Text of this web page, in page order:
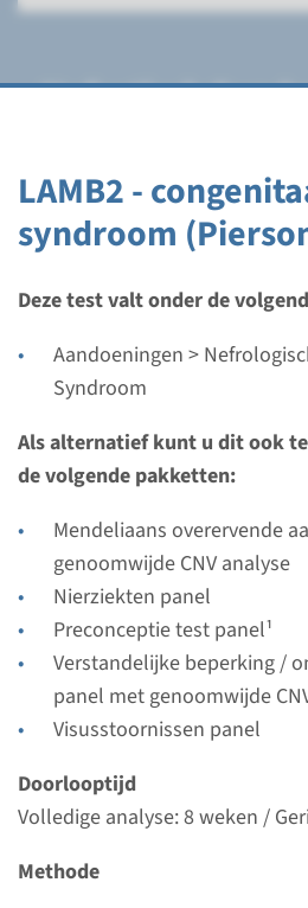
LAMB2 -
syndroom
Deze test valt onder de
Aandoeningen >
Syndroom
Als alternatief kunt u dit ook
de volgende pakketten:
Mendeliaans overervende
genoomwijde CNV analyse
Nierziekten panel
Preconceptie test panel¹
Verstandelijke beperking /
panel met genoomwijde
Visusstoornissen panel
Doorlooptijd
Volledige analyse: 8 weken /
Methode
Nefrotisch
Gen
ACTN4 -
syndroom met
segmentale
sclerose
Doorlooptijd
Volledige analyse: 8 weken /
weken
Uitvoerend laboratorium
Radboudumc
Bekijk
Toevoegen
Gen
CD2AP - focale